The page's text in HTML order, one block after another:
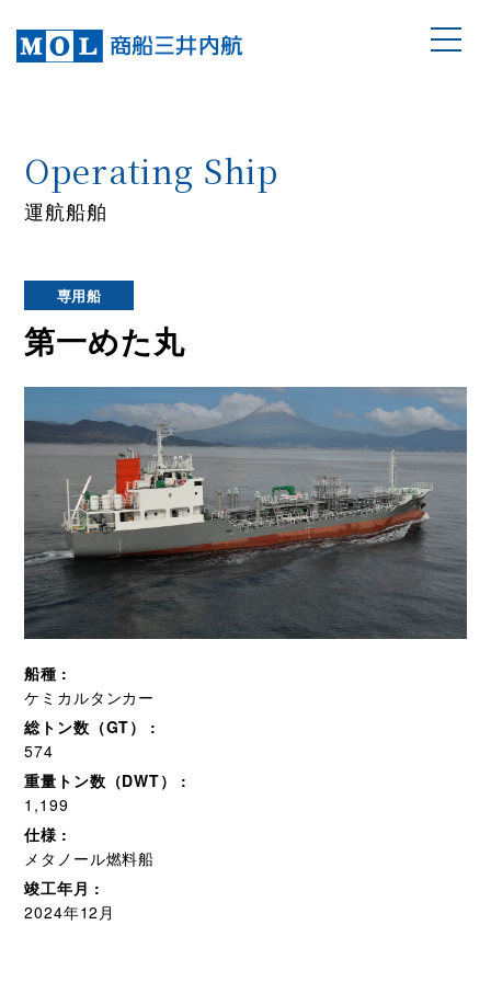
Operating Ship
運航船舶
専用船
第一めた丸
船種
ケミカルタンカー
総トン数（GT）
574
重量トン数（DWT）
1,199
仕様
メタノール燃料船
竣工年月
2024年12月